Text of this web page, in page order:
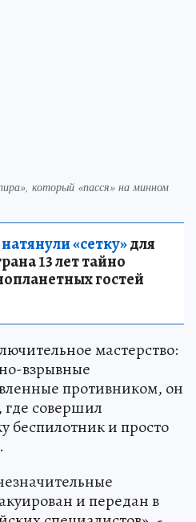
который «пасся» на минном
«сетку»для
13 лет тайно
гостей
мастерство:
взрывные
противником, он
где совершил
беспилотник и просто
и передан в